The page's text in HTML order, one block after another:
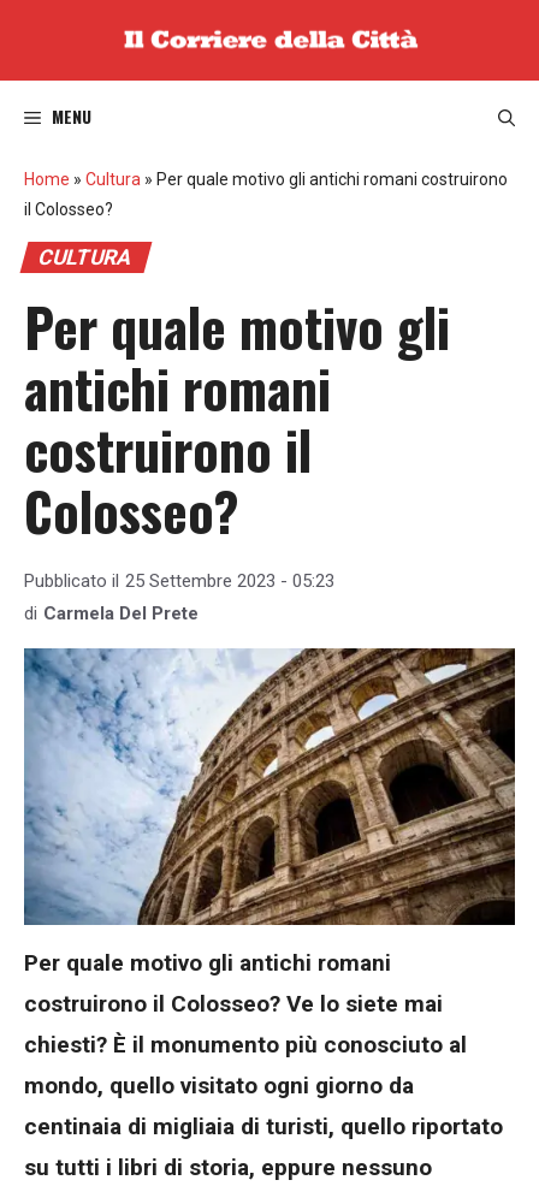
MENU
Home » Cultura » Per quale motivo gli antichi romani costruirono
il Colosseo?
CULTURA
Per quale motivo gli
antichi romani
costruirono il
Colosseo?
Pubblicato il 25 Settembre 2023 - 05:23
di Carmela Del Prete
Per quale motivo gli antichi romani
costruirono il Colosseo? Ve lo siete mai
chiesti? È il monumento più conosciuto al
mondo, quello visitato ogni giorno da
centinaia di migliaia di turisti, quello riportato
su tutti i libri di storia, eppure nessuno